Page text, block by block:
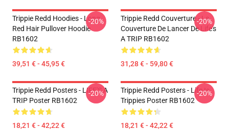
Trippie Redd Hoodies - Long
Red Hair Pullover Hoodie
RB1602
39,51 € - 45,95 €
-20%
Trippie Redd Couverture - La
Couverture De Lancer De Life's
A TRIP RB1602
31,28 € - 59,80 €
-20%
Trippie Redd Posters - LIFE'S A
TRIP Poster RB1602
18,21 € - 42,22 €
-20%
Trippie Redd Posters - Life Is
Trippies Poster RB1602
18,21 € - 42,22 €
-20%